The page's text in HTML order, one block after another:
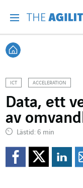
Tillbaka
ICT ACCELERATION
Data, ett
av
Lästid: 6 min
Dela